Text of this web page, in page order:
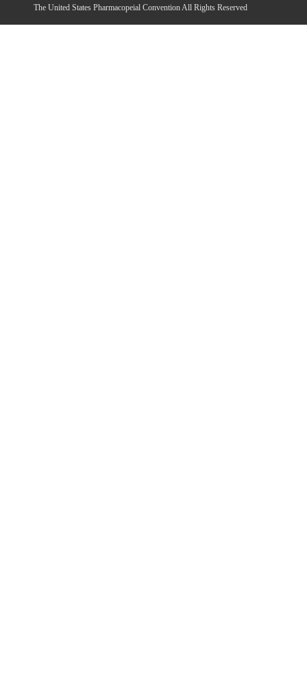
The United States Pharmacopeial Convention All Rights Reserved